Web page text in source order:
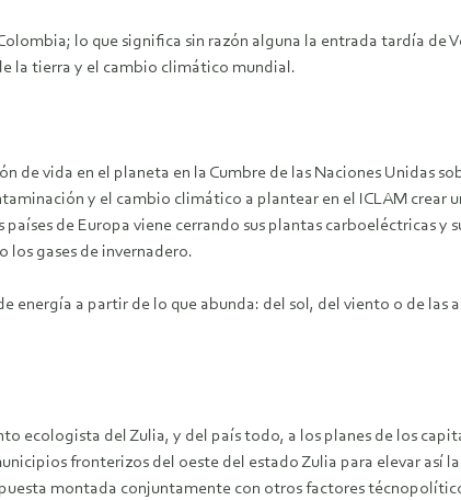
lo que significa sin razón alguna la entrada tardía de
la tierra y el cambio climático mundial.
vida en el planeta en la Cumbre de las Naciones Unidas
y el cambio climático a plantear en el ICLAM crear
de Europa viene cerrando sus plantas carboeléctricas y
los gases de invernadero.
energía a partir de lo que abunda: del sol, del viento o de las
ecologista del Zulia, y del país todo, a los planes de los
fronterizos del oeste del estado Zulia para elevar así
montada conjuntamente con otros factores